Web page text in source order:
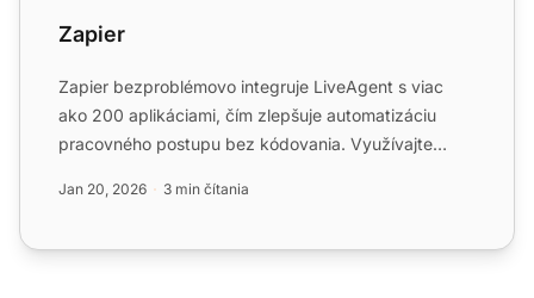
Zapier
Zapier bezproblémovo integruje LiveAgent s viac
ako 200 aplikáciami, čím zlepšuje automatizáciu
pracovného postupu bez kódovania. Využívajte
Jan 20, 2026 3 min čítania